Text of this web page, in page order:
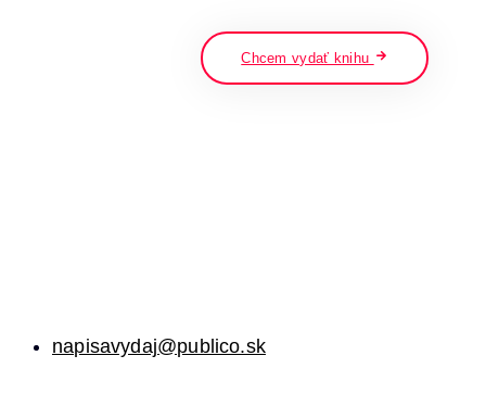
Chcem vydať knihu
napisavydaj@publico.sk